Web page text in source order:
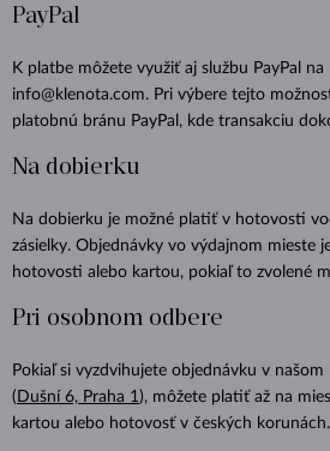
PayPal
K platbe môžete využiť aj službu PayPal na
info@klenota.com. Pri výbere tejto
platobnú bránu PayPal, kde transakciu
Na dobierku
Na dobierku je možné platiť v hotovosti
zásielky. Objednávky vo výdajnom mieste
hotovosti alebo kartou, pokiaľ to zvolené
Pri osobnom odbere
Pokiaľ si vyzdvihujete objednávku v
( Dušní 6, Praha 1), môžete platiť až na
kartou alebo hotovosť v českých korunách.